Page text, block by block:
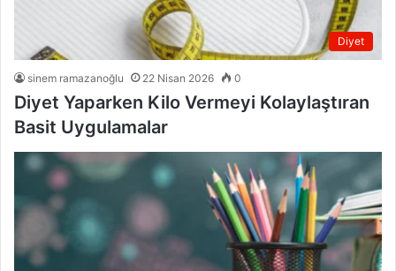
Diyet
sinem ramazanoğlu 22 Nisan 2026 0
Diyet Yaparken Kilo Vermeyi Kolaylaştıran
Basit Uygulamalar